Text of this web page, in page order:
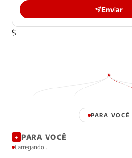
Enviar
$
PARA VOCÊ
✦ PARA VOCÊ
Carregando...